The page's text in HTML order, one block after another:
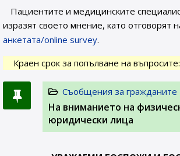
Пациентите и медицинските
изразят своето мнение, като отговорят
анкетата/online survey.
Краен срок за попълване на
Съобщения за гражданите
На вниманието на
юридически лица